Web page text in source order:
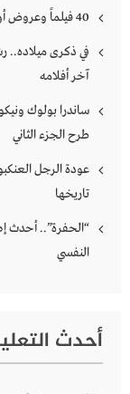
40 فيلماً وعروض أولى وفعاليات مهنية في مهرجان نافذة على أوروبا
في ذكرى ميلاده..
آخر أفلامه
طرح الجزء الثاني
عودة الرجل
تاريخها
“الحفرة”.. أحدث
النفسي
أحدث